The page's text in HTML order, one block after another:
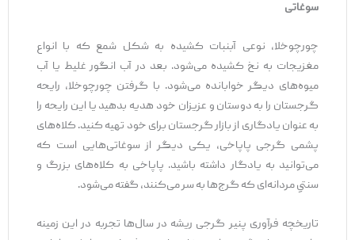
سوغاتی
چورچوخلا، نوعی آبنبات کشیده به شکل شمع که با انواع
مغزیجات به نخ کشیده می‌شود. بعد در آب انگور غلیط یا آب
میوه‌های دیگر خوابانده می‌شود. با گرفتن چورچوخلا، رایحه
گرجستان را به دوستان و عزیزان خود هدیه بدهید یا این رایحه را
به عنوان یادگاری از بازار گرجستان برای خود تهیه کنید. کلاه‌های
پشمی گرجی پاپاخی، یکی دیگر از سوغاتی‌هایی است که
می‌توانید به یادگار داشته باشید. پاپاخی به کلاه‌های بزرگ و
سنتیِ مردانه‌ای که گرج‌ها به سر می‌کنند، گفته می‌شود.
تاریخچه فرآوری پنیر گرجی ریشه در سال‌ها تجربه در این زمینه